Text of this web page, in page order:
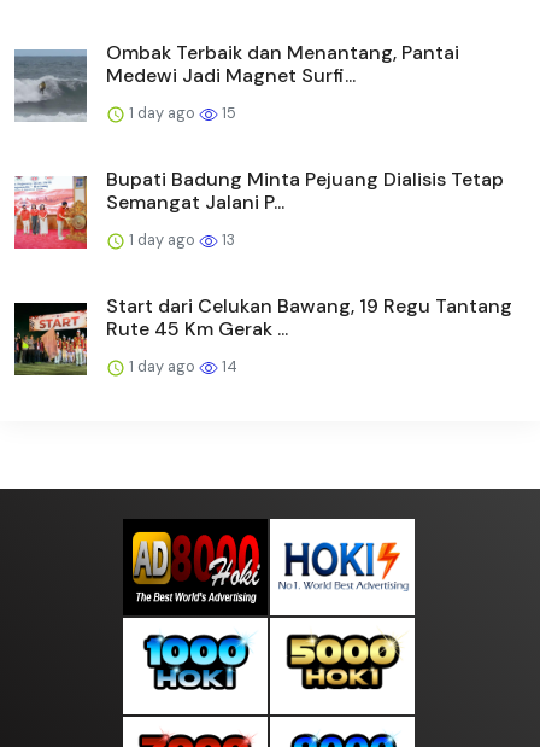
Ombak Terbaik dan Menantang, Pantai
Medewi Jadi Magnet Surfi...
1 day ago 15
Bupati Badung Minta Pejuang Dialisis Tetap
Semangat Jalani P...
1 day ago 13
Start dari Celukan Bawang, 19 Regu Tantang
Rute 45 Km Gerak ...
1 day ago 14